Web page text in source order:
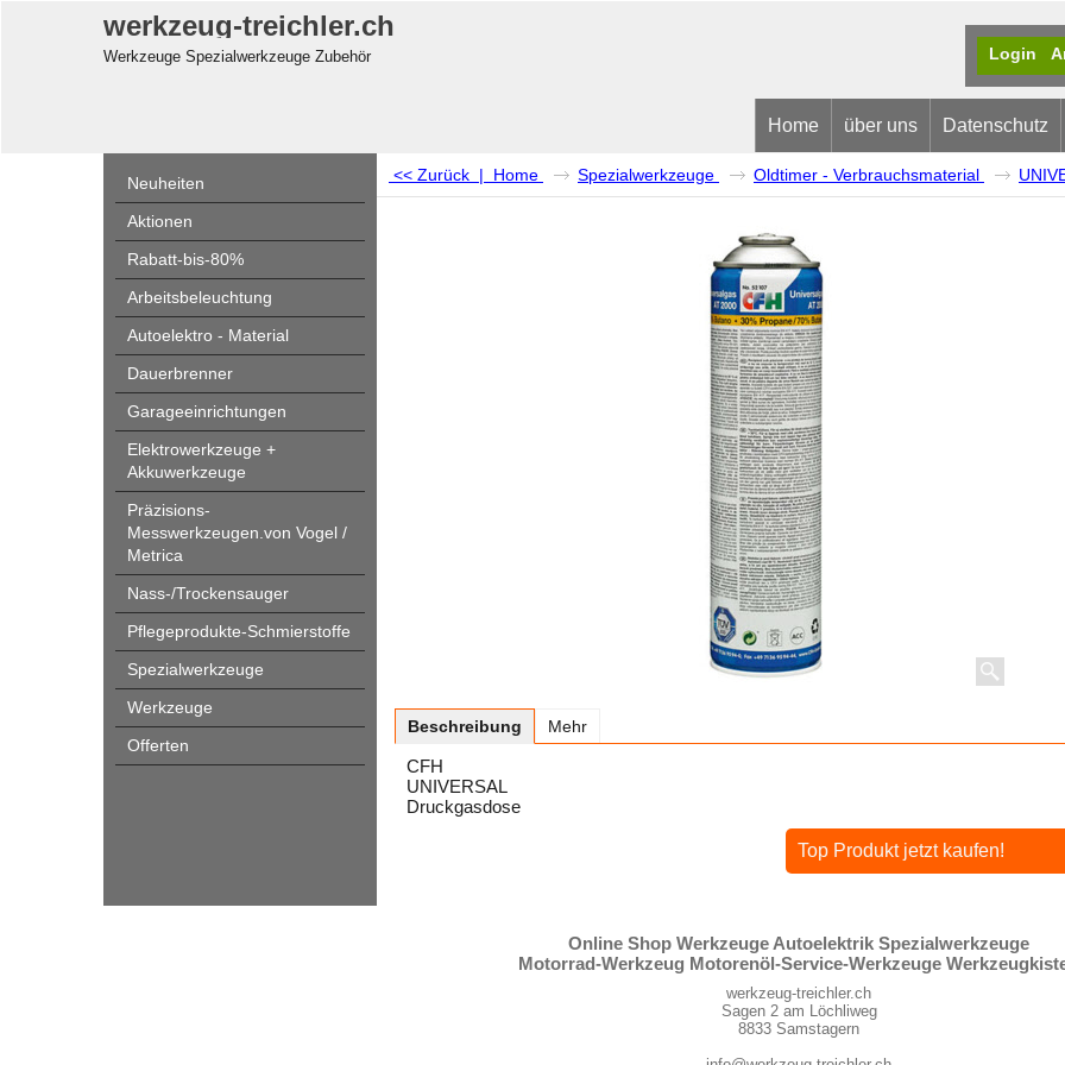
werkzeug-treichler.ch
Werkzeuge Spezialwerkzeuge Zubehör Login
Home über uns Datenschutz
Neuheiten
Aktionen
Rabatt-bis-80%
Arbeitsbeleuchtung
Autoelektro - Material
Dauerbrenner
Garageeinrichtungen
Elektrowerkzeuge +
Akkuwerkzeuge
Präzisions-
Messwerkzeugen.von Vogel /
Metrica
Nass-/Trockensauger
Pflegeprodukte-Schmierstoffe
Spezialwerkzeuge
Werkzeuge
Offerten
<< Zurück | Home Spezialwerkzeuge Oldtimer - Verbrauchsmaterial
Beschreibung Mehr
CFH
UNIVERSAL
Druckgasdose
Top Produkt jetzt kaufen!
Online Shop Werkzeuge Autoelektrik Spezialwerkzeuge
Motorrad-Werkzeug Motorenöl-Service-Werkzeuge
werkzeug-treichler.ch
Sagen 2 am Löchliweg
8833 Samstagern